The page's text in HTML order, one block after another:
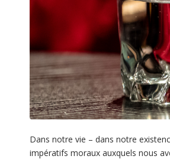
Dans notre vie – dans notre
impératifs moraux auxquels nous